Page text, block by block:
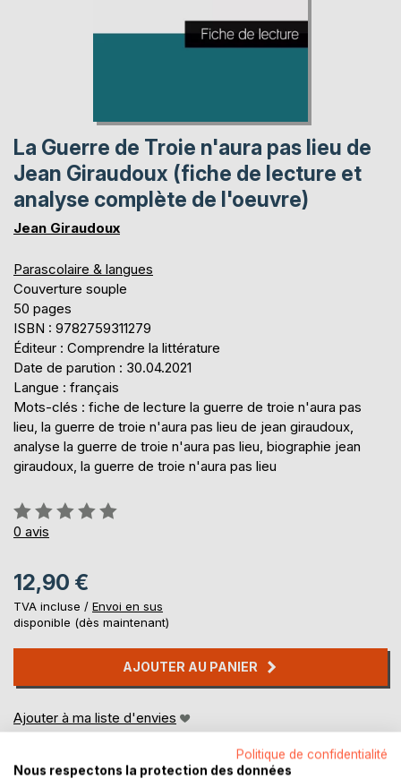
La Guerre de Troie n'aura pas lieu de
Jean Giraudoux (fiche de lecture et
analyse complète de l'oeuvre)
Jean Giraudoux
Parascolaire & langues
Couverture souple
50 pages
ISBN : 9782759311279
Éditeur : Comprendre la littérature
Date de parution : 30.04.2021
Langue : français
Mots-clés : fiche de lecture la guerre de troie n'aura pas
lieu, la guerre de troie n'aura pas lieu de jean giraudoux,
analyse la guerre de troie n'aura pas lieu, biographie jean
giraudoux, la guerre de troie n'aura pas lieu
Évaluation:
0%
0 avis
12,90 €
TVA incluse / Envoi en sus
disponible (dès maintenant)
AJOUTER AU PANIER
Ajouter à ma liste d'envies
Politique de confidentialité
Nous respectons la protection des données